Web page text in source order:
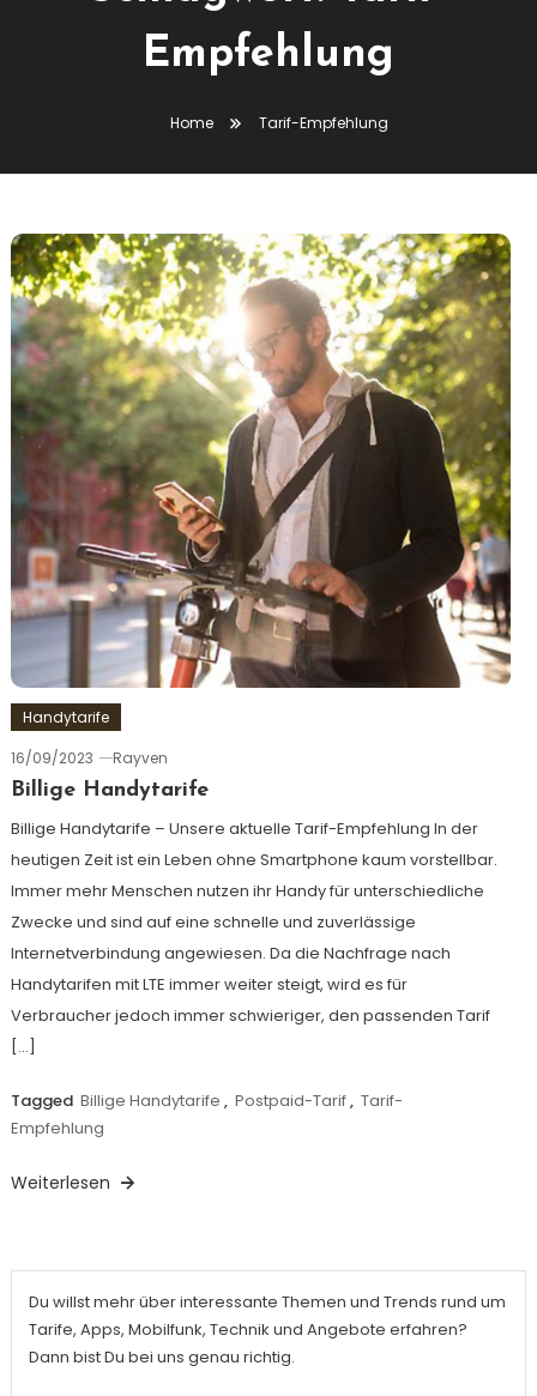
Empfehlung
Home Tarif-Empfehlung
Handytarife
16/09/2023
Rayven
Billige Handytarife
Billige Handytarife – Unsere aktuelle Tarif-Empfehlung In der
heutigen Zeit ist ein Leben ohne Smartphone kaum vorstellbar.
Immer mehr Menschen nutzen ihr Handy für unterschiedliche
Zwecke und sind auf eine schnelle und zuverlässige
Internetverbindung angewiesen. Da die Nachfrage nach
Handytarifen mit LTE immer weiter steigt, wird es für
Verbraucher jedoch immer schwieriger, den passenden Tarif
[…]
Tagged Billige Handytarife , Postpaid-Tarif, Tarif-
Empfehlung
Weiterlesen
Du willst mehr über interessante Themen und Trends rund um
Tarife, Apps, Mobilfunk, Technik und Angebote erfahren?
Dann bist Du bei uns genau richtig.